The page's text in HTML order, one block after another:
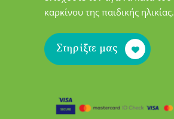
καρκίνου της παιδικής ηλικίας.
Στηρίξτε μας